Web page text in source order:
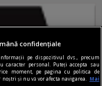
confidențiale
pe dispozitivul dvs., precum
caracter personal. Puteți accepta sau
moment, pe pagina cu politica de
și nu vă vor afecta navigarea.
Mai